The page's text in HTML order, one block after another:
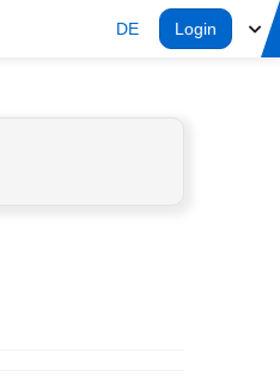
DE Login